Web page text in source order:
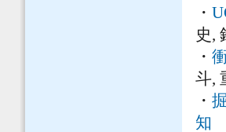
・
史,
・
斗,
・
知